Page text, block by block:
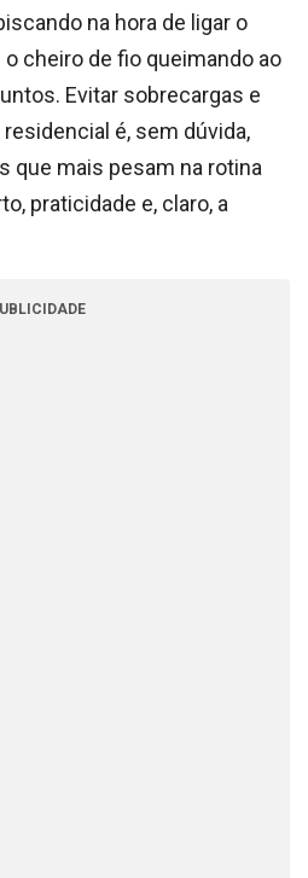
na hora de ligar o
cheiro de fio queimando ao
Evitar sobrecargas e
é, sem dúvida,
que mais pesam na rotina
praticidade e, claro, a